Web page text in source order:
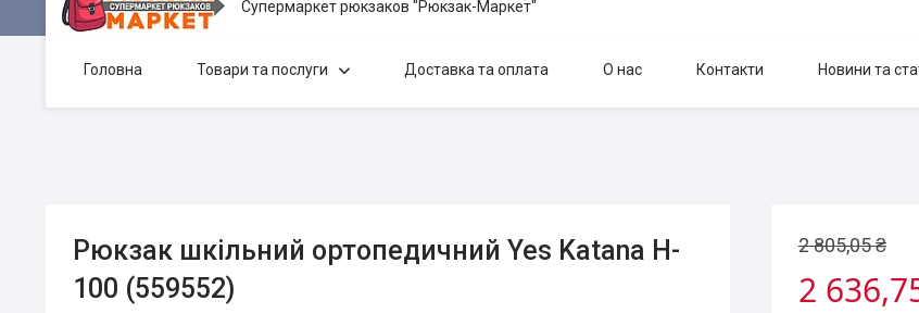
Супермаркет рюкзаков "Рюкзак-Маркет"
Головна Товари та послуги Доставка та оплата О нас Контакти Новини та
Рюкзак шкільний ортопедичний Yes Katana H-
100 (559552)
2 805,05 ₴
2